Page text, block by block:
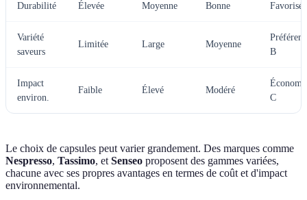
Durabilité Élevée Moyenne Bonne Favorisée
Variété
saveurs
Limitée Large Moyenne
B
Impact
environ.
Faible Élevé Modéré
C
Le choix de capsules peut varier grandement. Des marques comme
Nespresso, Tassimo, et Senseo proposent des gammes variées,
chacune avec ses propres avantages en termes de coût et d'impact
environnemental.